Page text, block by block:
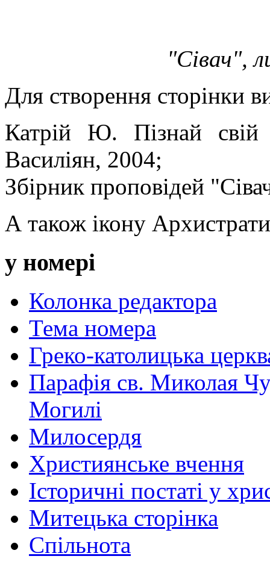
"Сівач",
Для створення сторінки
Катрій Ю. Пізнай
Василіян, 2004;
Збірник проповідей
А також ікону
у номері
Колонка редактора
Тема номера
Греко-католицька
Парафія св. Миколая
Могилі
Милосердя
Християнське вчення
Історичні постаті у
Митецька сторінка
Спільнота